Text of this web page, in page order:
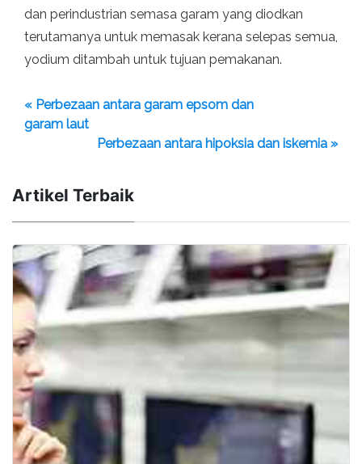
dan perindustrian semasa garam yang diodkan
terutamanya untuk memasak kerana selepas semua,
yodium ditambah untuk tujuan pemakanan.
« Perbezaan antara garam epsom dan
garam laut
Perbezaan antara hipoksia dan iskemia »
Artikel Terbaik